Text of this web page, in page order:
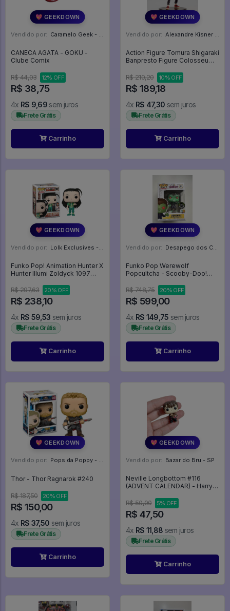
💖 GEEKDOWN
Vendido por: Caramelo Geek - DF
CANECA AGATA - GOKU -
Clube Comix
R$ 44,03 12% OFF
R$ 38,75
4x R$ 9,69 sem juros
Frete Grátis
Carrinho
💖 GEEKDOWN
Vendido por: Alexandre Kisner - PR
Action Figure Tomura Shigaraki
Banpresto Figure Colosseum
Hero Academia
R$ 210,20 10% OFF
R$ 189,18
4x R$ 47,30 sem juros
Frete Grátis
Carrinho
💖 GEEKDOWN
Vendido por: Lolk Exclusives - SP
Funko Pop! Animation Hunter X
Hunter Illumi Zoldyck 1097
Hunter #1097
R$ 297,63 20% OFF
R$ 238,10
4x R$ 59,53 sem juros
Frete Grátis
Carrinho
💖 GEEKDOWN
Vendido por: Desapego dos Cardoso - PR
Funko Pop Werewolf
Popcultcha - Scooby-Doo!
R$ 748,75
20% OFF
R$ 599,00
4x R$ 149,75 sem juros
Frete Grátis
Carrinho
💖 GEEKDOWN
Vendido por: Pops da Poppy - SP
Thor - Thor Ragnarok #240
R$ 187,50 20% OFF
R$ 150,00
4x R$ 37,50 sem juros
Frete Grátis
Carrinho
💖 GEEKDOWN
Vendido por: Bazar do Bru - SP
Neville Longbottom #116
(ADVENT CALENDAR) - Harry
R$ 50,00
5% OFF
R$ 47,50
4x R$ 11,88 sem juros
Frete Grátis
Carrinho